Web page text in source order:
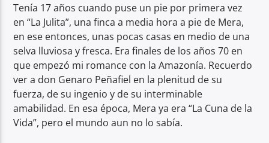
Radio hola
Tenía 17 años cuando puse un pie por primera vez
en “La Julita”, una finca a media hora a pie de Mera,
en ese entonces, unas pocas casas en medio de una
selva lluviosa y fresca. Era finales de los años 70 en
que empezó mi romance con la Amazonía. Recuerdo
ver a don Genaro Peñafiel en la plenitud de su
fuerza, de su ingenio y de su interminable
amabilidad. En esa época, Mera ya era “La Cuna de la
Vida”, pero el mundo aun no lo sabía.